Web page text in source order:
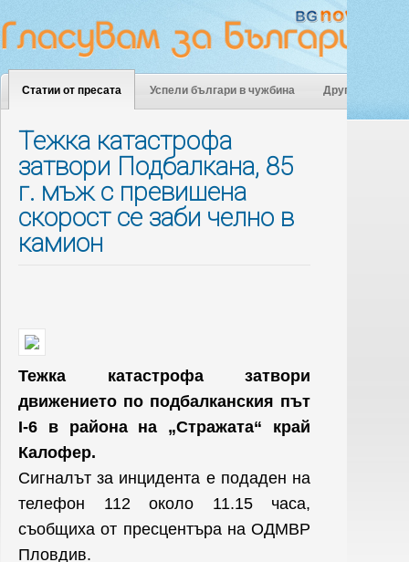
Статии от пресата Успели българи в чужбина Други
Тежка катастрофа
затвори Подбалкана, 85
г. мъж с превишена
скорост се заби челно в
камион
Тежка катастрофа затвори
движението по подбалканския път
I-6 в района на „Стражата“ край
Калофер.
Сигналът за инцидента е подаден на
телефон 112 около 11.15 часа,
съобщиха от пресцентъра на ОДМВР
Пловдив.